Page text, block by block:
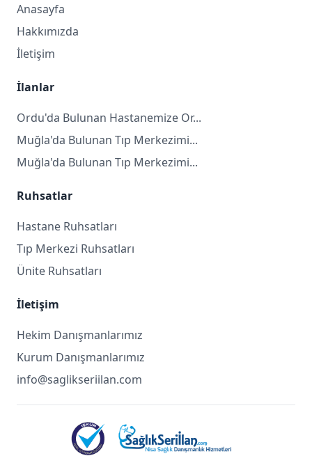
Anasayfa
Hakkımızda
İletişim
İlanlar
Ordu'da Bulunan Hastanemize Or...
Muğla'da Bulunan Tıp Merkezimi...
Muğla'da Bulunan Tıp Merkezimi...
Ruhsatlar
Hastane Ruhsatları
Tıp Merkezi Ruhsatları
Ünite Ruhsatları
İletişim
Hekim Danışmanlarımız
Kurum Danışmanlarımız
info@saglikseriilan.com